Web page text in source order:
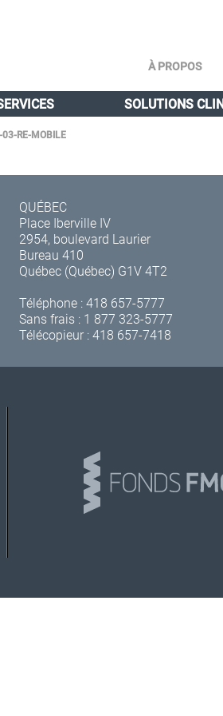
À PROPOS
SOLUTIONS
RE-MOBILE
QUÉBEC
Place Iberville IV
2954, boulevard Laurier
Bureau 410
Québec (Québec) G1V 4T2
Téléphone :418 657-5777
Sans frais : 1 877 323-5777
Télécopieur : 418 657-7418